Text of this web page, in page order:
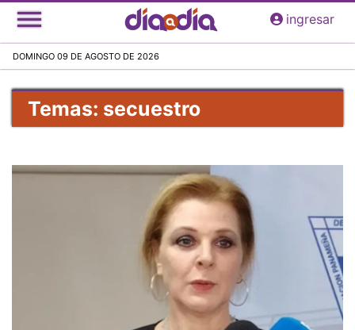
Pasar
al
principal
ingresar
DOMINGO 09 DE AGOSTO DE 2026
Temas: secuestro